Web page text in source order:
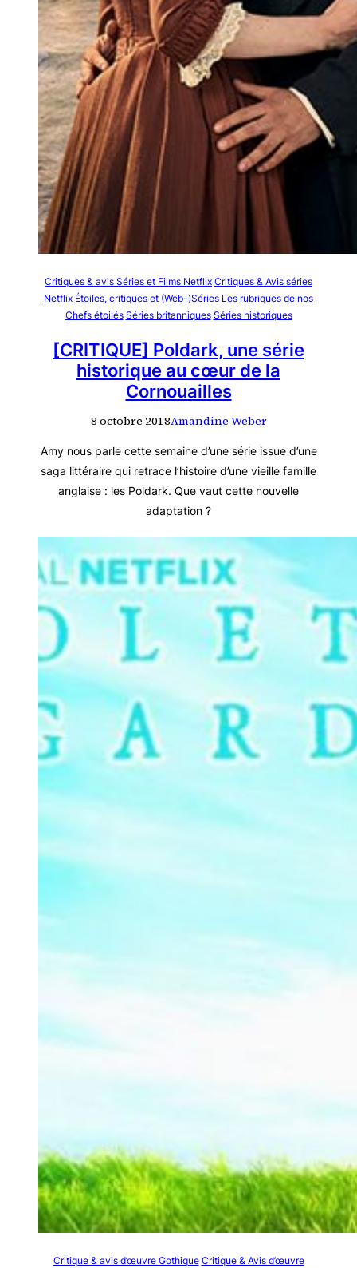
Critiques & avis Séries et Films Netflix Critiques & Avis séries
Netflix Étoiles, critiques et (Web-)Séries Les rubriques de nos
Chefs étoilés Séries britanniques Séries historiques
[CRITIQUE] Poldark, une série
historique au cœur de la
Cornouailles
8 octobre 2018Amandine Weber
Amy nous parle cette semaine d’une série issue d’une
saga littéraire qui retrace l’histoire d’une vieille famille
anglaise : les Poldark. Que vaut cette nouvelle
adaptation ?
Critique & avis d’œuvre Gothique Critique & Avis d’œuvre